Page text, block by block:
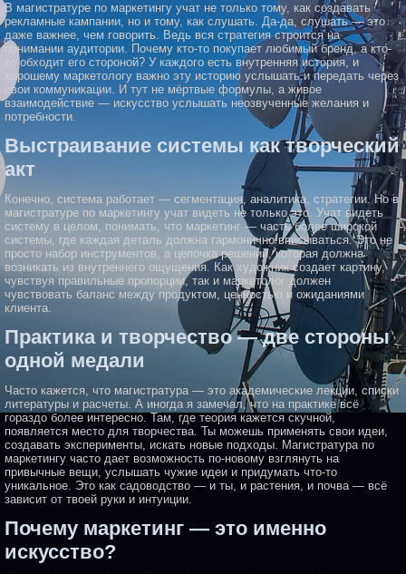
В магистратуре по маркетингу учат не только тому, как создавать
рекламные кампании, но и тому, как слушать. Да-да, слушать — это
даже важнее, чем говорить. Ведь вся стратегия строится на
понимании аудитории. Почему кто-то покупает любимый бренд, а кто-
то обходит его стороной? У каждого есть внутренняя история, и
хорошему маркетологу важно эту историю услышать и передать через
свои коммуникации. И тут не мёртвые формулы, а живое
взаимодействие — искусство услышать неозвученные желания и
потребности.
Выстраивание системы как творческий
акт
Конечно, система работает — сегментация, аналитика, стратегии. Но в
магистратуре по маркетингу учат видеть не только это. Учат видеть
систему в целом, понимать, что маркетинг — часть более широкой
системы, где каждая деталь должна гармонично вписываться. Это не
просто набор инструментов, а цепочка решений, которая должна
возникать из внутреннего ощущения. Как художник создает картину,
чувствуя правильные пропорции, так и маркетолог должен
чувствовать баланс между продуктом, ценностью и ожиданиями
клиента.
Практика и творчество — две стороны
одной медали
Часто кажется, что магистратура — это академические лекции, списки
литературы и расчеты. А иногда я замечал, что на практике всё
гораздо более интересно. Там, где теория кажется скучной,
появляется место для творчества. Ты можешь применять свои идеи,
создавать эксперименты, искать новые подходы. Магистратура по
маркетингу часто дает возможность по-новому взглянуть на
привычные вещи, услышать чужие идеи и придумать что-то
уникальное. Это как садоводство — и ты, и растения, и почва — всё
зависит от твоей руки и интуиции.
Почему маркетинг — это именно
искусство?